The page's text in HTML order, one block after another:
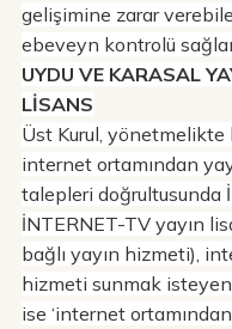
gelişimine zarar
ebeveyn kontrolü
UYDU VE KARASAL
LİSANS
Üst Kurul, yönetmelikte
internet ortamından
talepleri doğrultusunda
İNTERNET-TV yayın
bağlı yayın hizmeti),
hizmeti sunmak
ise ‘internet